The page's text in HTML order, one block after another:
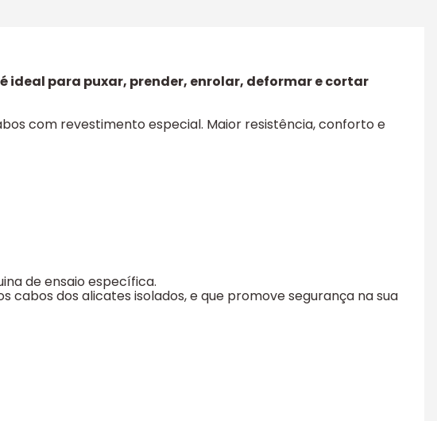
ideal para puxar, prender, enrolar, deformar e cortar
com revestimento especial. Maior resistência, conforto e
de ensaio específica.
dos alicates isolados, e que promove segurança na sua